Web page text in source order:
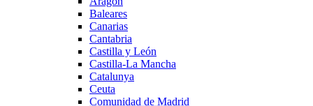
Baleares
Canarias
Cantabria
Castilla y León
Castilla-La Mancha
Catalunya
Ceuta
Comunidad de Madrid